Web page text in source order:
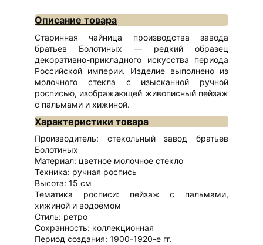
Описание товара
Старинная чайница производства завода
братьев Болотиных — редкий образец
декоративно-прикладного искусства периода
Российской империи. Изделие выполнено из
молочного стекла с изысканной ручной
росписью, изображающей живописный пейзаж
с пальмами и хижиной.
Характеристики товара
Производитель: стекольный завод братьев
Болотиных
Материал: цветное молочное стекло
Техника: ручная роспись
Высота: 15 см
Тематика росписи: пейзаж с пальмами,
хижиной и водоёмом
Стиль: ретро
Сохранность: коллекционная
Период создания: 1900-1920-е гг.